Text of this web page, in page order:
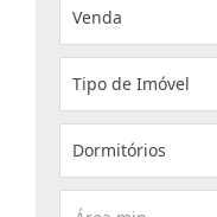
Venda
Tipo de Imóvel
Dormitórios